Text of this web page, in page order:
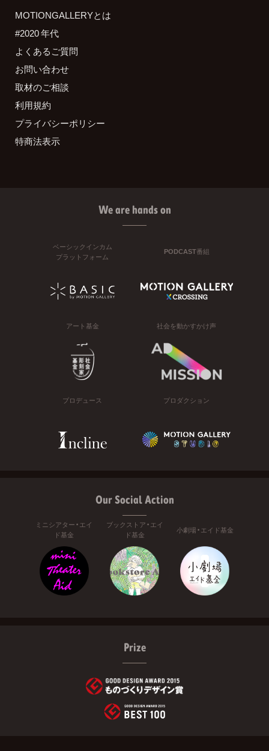
MOTIONGALLERYとは
#2020 年代
よくあるご質問
お問い合わせ
取材のご相談
利用規約
プライバシーポリシー
特商法表示
We are hands on
ベーシックインカム
プラットフォーム
PODCAST番組
アート基金 社会を動かすかけ声
プロデュース プロダクション
Our Social Action
ミニシアター・エイ
ド基金
ブックストア・エイ
ド基金
小劇場・エイド基金
Prize